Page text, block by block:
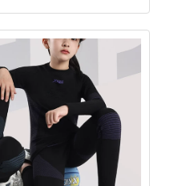
весна и осень